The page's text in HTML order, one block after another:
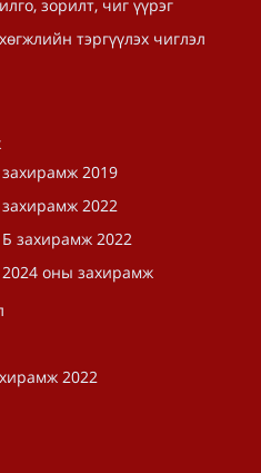
зорилт, чиг үүрэг
тэргүүлэх чиглэл
2019
2022
захирамж 2022
оны захирамж
2022